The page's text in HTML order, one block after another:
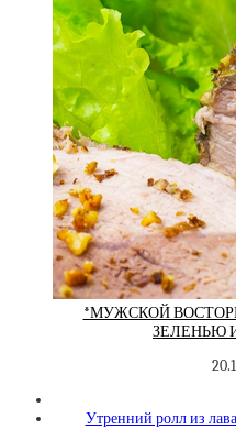
*МУЖСКОЙ
ЗЕЛЕНЬЮ
Утренний ролл из